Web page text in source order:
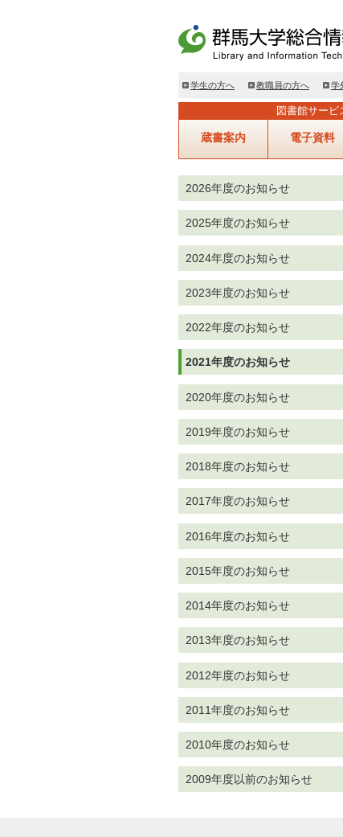
学生の方へ 教職員の方へ 学
図書館サービ
蔵書案内 電子資料
2026年度のお知らせ
2025年度のお知らせ
2024年度のお知らせ
2023年度のお知らせ
2022年度のお知らせ
2021年度のお知らせ
2020年度のお知らせ
2019年度のお知らせ
2018年度のお知らせ
2017年度のお知らせ
2016年度のお知らせ
2015年度のお知らせ
2014年度のお知らせ
2013年度のお知らせ
2012年度のお知らせ
2011年度のお知らせ
2010年度のお知らせ
2009年度以前のお知らせ